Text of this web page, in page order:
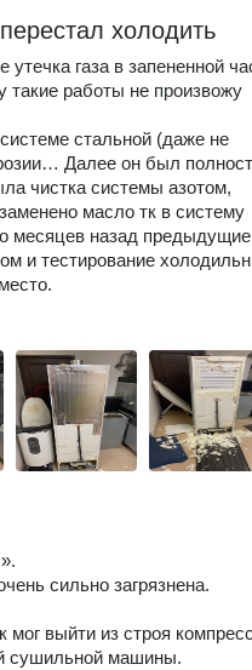
холодить
газа в запененной
такие работы не произвожу
стальной (даже не
Далее он был
чистка системы азотом,
масло тк в систему
месяцев назад предыдущие
и тестирование
сильно загрязнена.
выйти из строя
сушильной машины.